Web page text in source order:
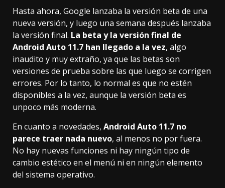
Hasta ahora, Google lanzaba la versión beta de una
nueva versión, y luego una semana después lanzaba
la versión final. La beta y la versión final de
Android Auto 11.7 han llegado a la vez, algo
inaudito y muy extraño, ya que las betas son
versiones de prueba sobre las que luego se corrigen
errores. Por lo tanto, lo normal es que no estén
disponibles a la vez, aunque la versión beta es
unpoco más moderna.
En cuanto a novedades, Android Auto 11.7 no
parece traer nada nuevo, al menos no por fuera.
No hay nuevas funciones ni hay ningún tipo de
cambio estético en el menú ni en ningún elemento
del sistema operativo.